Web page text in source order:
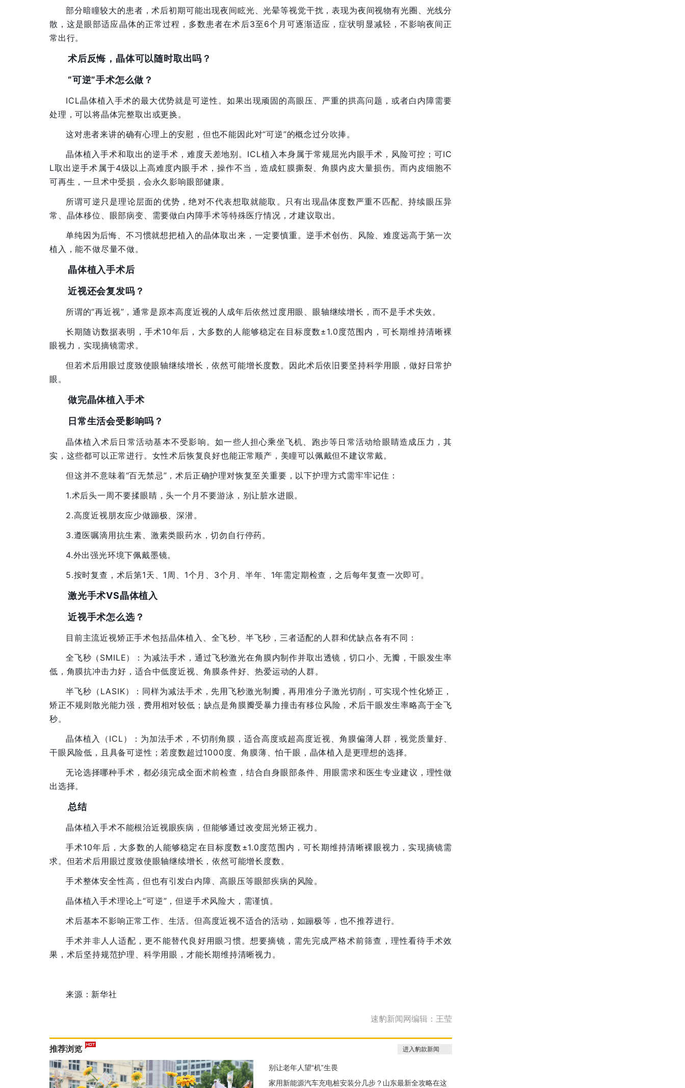
部分暗瞳较大的患者，术后初期可能出现夜间眩光、光晕等视觉干扰，表现为夜间视物有光圈、光线分
散，这是眼部适应晶体的正常过程，多数患者在术后3至6个月可逐渐适应，症状明显减轻，不影响夜间正
常出行。
术后反悔，晶体可以随时取出吗？
“可逆”手术怎么做？
ICL晶体植入手术的最大优势就是可逆性。如果出现顽固的高眼压、严重的拱高问题，或者白内障需要
处理，可以将晶体完整取出或更换。
这对患者来讲的确有心理上的安慰，但也不能因此对“可逆”的概念过分吹捧。
晶体植入手术和取出的逆手术，难度天差地别。ICL植入本身属于常规屈光内眼手术，风险可控；可IC
L取出逆手术属于4级以上高难度内眼手术，操作不当，造成虹膜撕裂、角膜内皮大量损伤。而内皮细胞不
可再生，一旦术中受损，会永久影响眼部健康。
所谓可逆只是理论层面的优势，绝对不代表想取就能取。只有出现晶体度数严重不匹配、持续眼压异
常、晶体移位、眼部病变、需要做白内障手术等特殊医疗情况，才建议取出。
单纯因为后悔、不习惯就想把植入的晶体取出来，一定要慎重。逆手术创伤、风险、难度远高于第一次
植入，能不做尽量不做。
晶体植入手术后
近视还会复发吗？
所谓的“再近视”，通常是原本高度近视的人成年后依然过度用眼、眼轴继续增长，而不是手术失效。
长期随访数据表明，手术10年后，大多数的人能够稳定在目标度数±1.0度范围内，可长期维持清晰裸
眼视力，实现摘镜需求。
但若术后用眼过度致使眼轴继续增长，依然可能增长度数。因此术后依旧要坚持科学用眼，做好日常护
眼。
做完晶体植入手术
日常生活会受影响吗？
晶体植入术后日常活动基本不受影响。如一些人担心乘坐飞机、跑步等日常活动给眼睛造成压力，其
实，这些都可以正常进行。女性术后恢复良好也能正常顺产，美瞳可以佩戴但不建议常戴。
但这并不意味着“百无禁忌”，术后正确护理对恢复至关重要，以下护理方式需牢牢记住：
1.术后头一周不要揉眼睛，头一个月不要游泳，别让脏水进眼。
2.高度近视朋友应少做蹦极、深潜。
3.遵医嘱滴用抗生素、激素类眼药水，切勿自行停药。
4.外出强光环境下佩戴墨镜。
5.按时复查，术后第1天、1周、1个月、3个月、半年、1年需定期检查，之后每年复查一次即可。
激光手术VS晶体植入
近视手术怎么选？
目前主流近视矫正手术包括晶体植入、全飞秒、半飞秒，三者适配的人群和优缺点各有不同：
全飞秒（SMILE）：为减法手术，通过飞秒激光在角膜内制作并取出透镜，切口小、无瓣，干眼发生率
低，角膜抗冲击力好，适合中低度近视、角膜条件好、热爱运动的人群。
半飞秒（LASIK）：同样为减法手术，先用飞秒激光制瓣，再用准分子激光切削，可实现个性化矫正，
矫正不规则散光能力强，费用相对较低；缺点是角膜瓣受暴力撞击有移位风险，术后干眼发生率略高于全飞
秒。
晶体植入（ICL）：为加法手术，不切削角膜，适合高度或超高度近视、角膜偏薄人群，视觉质量好、
干眼风险低，且具备可逆性；若度数超过1000度、角膜薄、怕干眼，晶体植入是更理想的选择。
无论选择哪种手术，都必须完成全面术前检查，结合自身眼部条件、用眼需求和医生专业建议，理性做
出选择。
总结
晶体植入手术不能根治近视眼疾病，但能够通过改变屈光矫正视力。
手术10年后，大多数的人能够稳定在目标度数±1.0度范围内，可长期维持清晰裸眼视力，实现摘镜需
求。但若术后用眼过度致使眼轴继续增长，依然可能增长度数。
手术整体安全性高，但也有引发白内障、高眼压等眼部疾病的风险。
晶体植入手术理论上“可逆”，但逆手术风险大，需谨慎。
术后基本不影响正常工作、生活。但高度近视不适合的活动，如蹦极等，也不推荐进行。
手术并非人人适配，更不能替代良好用眼习惯。想要摘镜，需先完成严格术前筛查，理性看待手术效
果，术后坚持规范护理、科学用眼，才能长期维持清晰视力。
来源：新华社
速豹新闻网编辑：王莹
推荐浏览 进入豹款新闻
别让老年人望“机”生畏
家用新能源汽车充电桩安装分几步？山东最新全攻略在这